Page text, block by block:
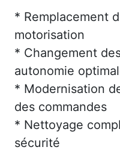
* Remplacement
motorisation
* Changement
autonomie
* Modernisation
des commandes
* Nettoyage
sécurité